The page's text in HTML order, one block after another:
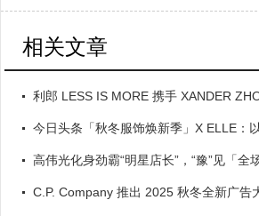
相关文章
利郎 LESS IS MORE 携手 XANDER
今日头条「秋冬服饰焕新季」X ELLE：
高伟光化身劲霸“明星店长”，“豫”见「全
C.P. Company 推出 2025 秋冬全新广告